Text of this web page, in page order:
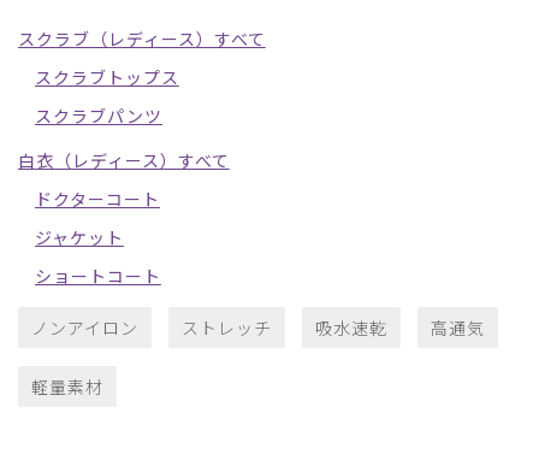
スクラブ（レディース）すべて
スクラブトップス
スクラブパンツ
白衣（レディース）すべて
ドクターコート
ジャケット
ショートコート
ノンアイロン ストレッチ 吸水速乾 高通気
軽量素材